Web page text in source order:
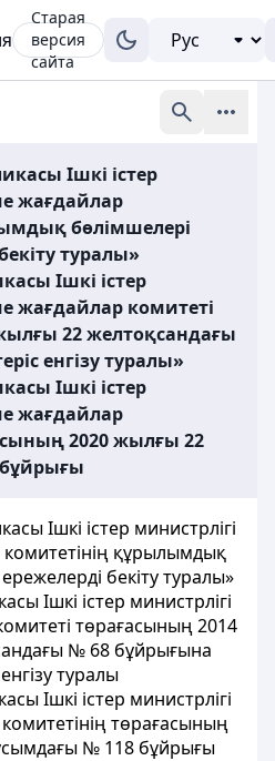
Старая
версия
сайта
Ішкі істер
жағдайлар
бөлімшелері
туралы»
Ішкі істер
жағдайлар комитеті
22 желтоқсандағы
енгізу туралы»
Ішкі істер
жағдайлар
2020 жылғы 22
Ішкі істер министрлігі
құрылымдық
бекіту туралы»
Ішкі істер министрлігі
төрағасының 2014
№ 68 бұйрығына
туралы
Ішкі істер министрлігі
төрағасының
№ 118 бұйрығы